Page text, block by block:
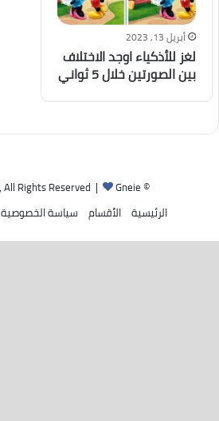
أبريل 13, 2023
لغز للأذكياء اوجد الاختلاف
بين الصورتين خلال 5 ثواني
© Copyright 2026, All Rights Reserved |
Gneie
الرئيسية الأقسام سياسة الخصوصية